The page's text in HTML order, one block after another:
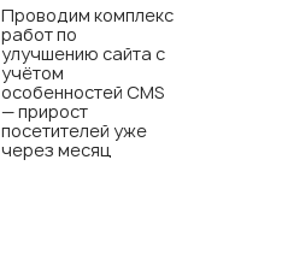
Проводим комплекс
работ по
улучшению сайта с
учётом
особенностей CMS
— прирост
посетителей уже
через месяц